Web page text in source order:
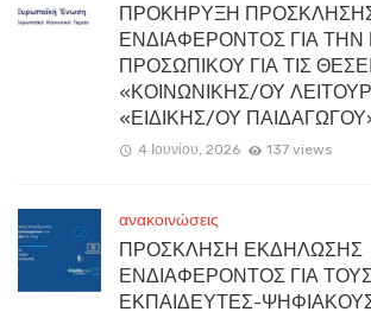
ΠΡΟΚΗΡΥΞΗ
ΕΝΔΙΑΦΕΡΟΝΤΟΣ ΓΙΑ
ΠΡΟΣΩΠΙΚΟΥ ΓΙΑ ΤΙΣ
«ΚΟΙΝΩΝΙΚΗΣ/ΟΥ
«ΕΙΔΙΚΗΣ/ΟΥ
4 Ιουνίου, 2026 137 views
ανακοινώσεις
ΠΡΟΣΚΛΗΣΗ ΕΚΔΗΛΩΣΗΣ
ΕΝΔΙΑΦΕΡΟΝΤΟΣ ΓΙΑ
ΕΚΠΑΙΔΕΥΤΕΣ-